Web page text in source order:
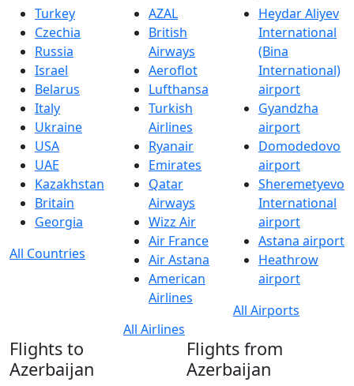
Turkey
Czechia
Russia
Israel
Belarus
Italy
Ukraine
USA
UAE
Kazakhstan
Britain
Georgia
All Countries
AZAL
British
Airways
Aeroflot
Lufthansa
Turkish
Airlines
Ryanair
Emirates
Qatar
Airways
Wizz Air
Air France
Air Astana
American
Airlines
All Airlines
Heydar Aliyev
International
(Bina
International)
airport
Gyandzha
airport
Domodedovo
airport
Sheremetyevo
International
airport
Astana airport
Heathrow
airport
All Airports
Flights to
Azerbaijan
Flights from
Azerbaijan